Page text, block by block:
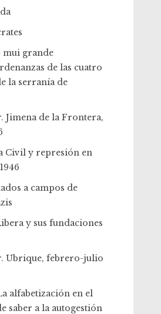
mui grande
de las cuatro
la serranía de
Jimena de la Frontera,
Civil y represión en
a campos de
y sus fundaciones
Ubrique, febrero-julio
alfabetización en el
saber a la autogestión